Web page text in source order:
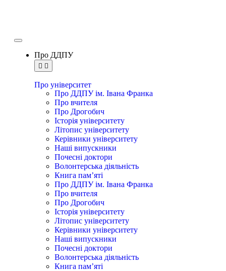
Про ДДПУ
Про університет
Про ДДПУ ім. Івана Франка
Про вчителя
Про Дрогобич
Історія університету
Літопис університету
Керівники університету
Наші випускники
Почесні доктори
Волонтерська діяльність
Книга пам’яті
Про ДДПУ ім. Івана Франка
Про вчителя
Про Дрогобич
Історія університету
Літопис університету
Керівники університету
Наші випускники
Почесні доктори
Волонтерська діяльність
Книга пам’яті